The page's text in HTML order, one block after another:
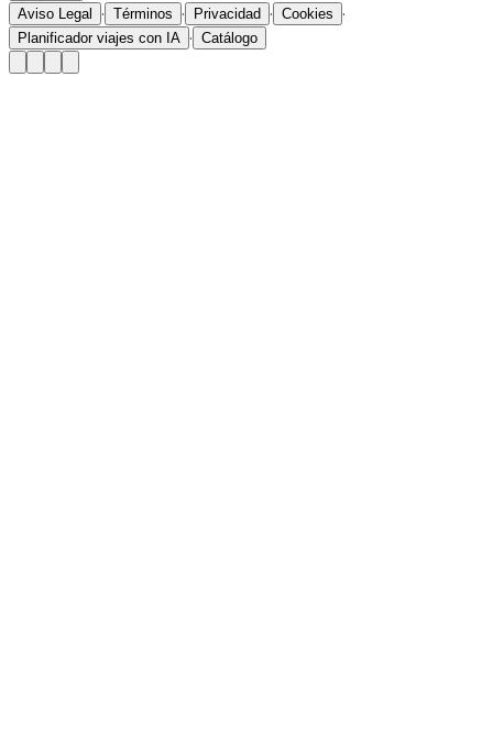
Aviso Legal
· Términos · Privacidad · Cookies ·
Planificador viajes con IA · Catálogo